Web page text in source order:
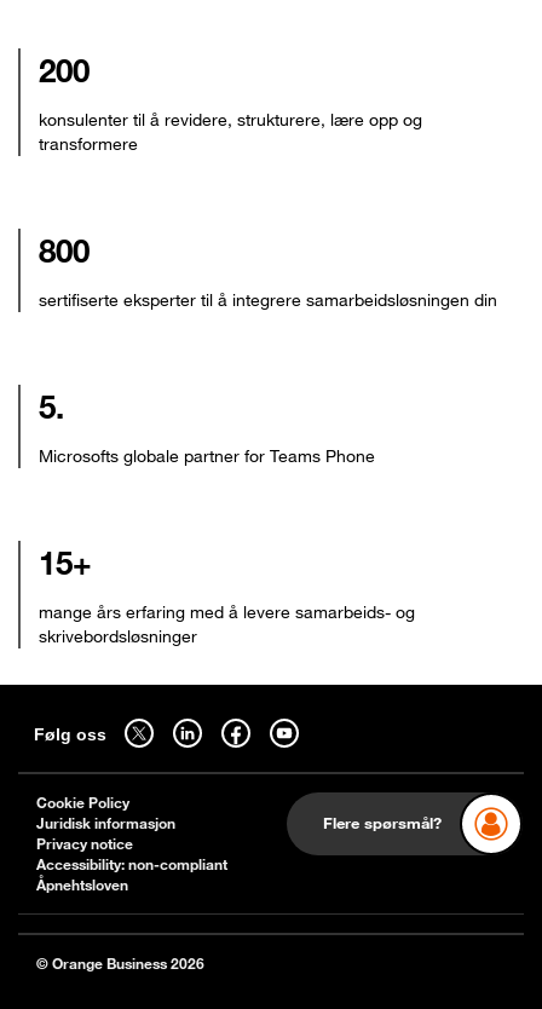
200
konsulenter til å revidere, strukturere, lære opp og
transformere
800
sertifiserte eksperter til å integrere samarbeidsløsningen din
5.
Microsofts globale partner for Teams Phone
15+
mange års erfaring med å levere samarbeids- og
skrivebordsløsninger
Flere spørsmål?
Følg oss
Følg oss på twitter - åpnes i en ny fane
Følg oss på linkedin - åpnes i en ny fane
Følg oss på facebook - åpnes i en ny fane
Følg oss på youtube - åpnes i en ny fane
Cookie Policy
Juridisk informasjon
Privacy notice
Accessibility: non-compliant
Åpnehtsloven
© Orange Business 2026